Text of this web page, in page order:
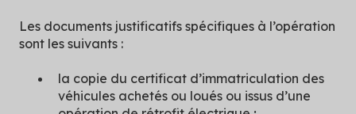
Les documents justificatifs spécifiques à l’opération
sont les suivants :
la copie du certificat d’immatriculation des
véhicules achetés ou loués ou issus d’une